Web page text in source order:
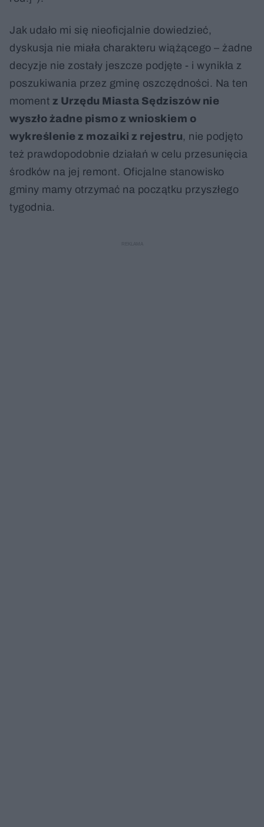
Jak udało mi się nieoficjalnie dowiedzieć,
dyskusja nie miała charakteru wiążącego – żadne
decyzje nie zostały jeszcze podjęte - i wynikła z
poszukiwania przez gminę oszczędności. Na ten
moment z Urzędu Miasta Sędziszów nie
wyszło żadne pismo z wnioskiem o
wykreślenie z mozaiki z rejestru, nie podjęto
też prawdopodobnie działań w celu przesunięcia
środków na jej remont. Oficjalne stanowisko
gminy mamy otrzymać na początku przyszłego
tygodnia.